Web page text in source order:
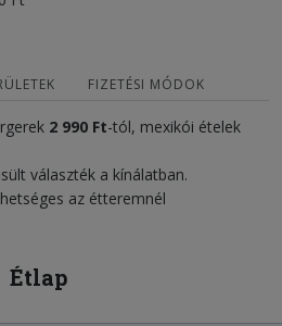
FIZETÉSI MÓDOK
2 990 Ft-tól, mexikói ételek
választék a kínálatban.
az étteremnél
Étlap